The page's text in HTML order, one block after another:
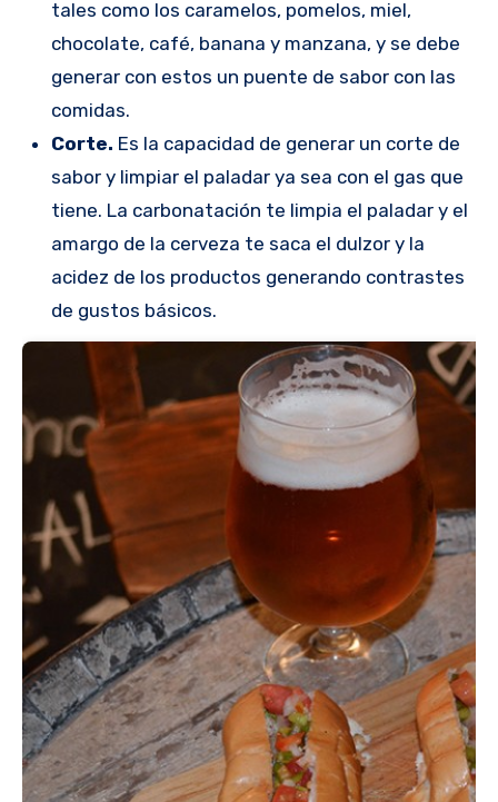
tales como los caramelos, pomelos, miel,
chocolate, café, banana y manzana, y se debe
generar con estos un puente de sabor con las
comidas.
Corte. Es la capacidad de generar un corte de
sabor y limpiar el paladar ya sea con el gas que
tiene. La carbonatación te limpia el paladar y el
amargo de la cerveza te saca el dulzor y la
acidez de los productos generando contrastes
de gustos básicos.